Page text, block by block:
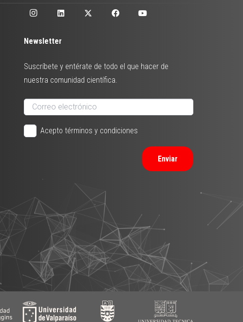
Newsletter
Suscríbete y entérate de todo el que hacer de
nuestra comunidad científica.
Acepto términos y condiciones
Enviar